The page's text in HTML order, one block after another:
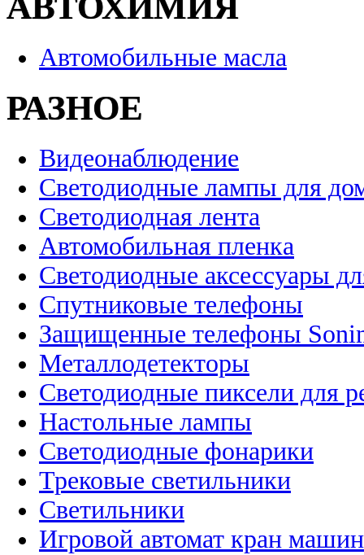
Автомобильные масла
РАЗНОЕ
Видеонаблюдение
Светодиодные лампы для
Светодиодная лента
Автомобильная пленка
Светодиодные аксессуары
Спутниковые телефоны
Защищенные телефоны
Металлодетекторы
Светодиодные пиксели для
Настольные лампы
Светодиодные фонарики
Трековые светильники
Светильники
Игровой автомат кран